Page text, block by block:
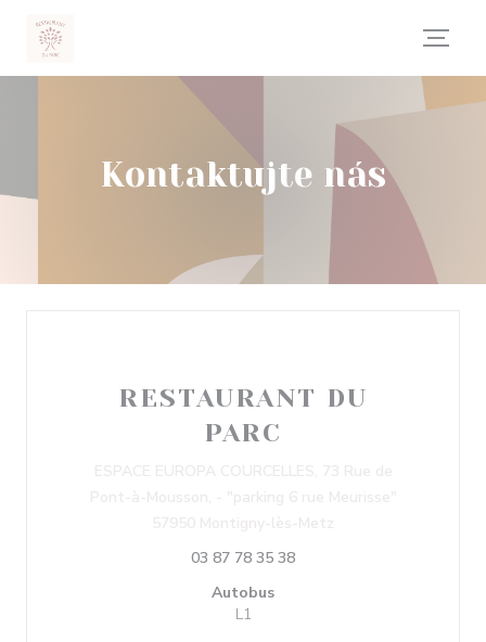
Kontaktujte nás
RESTAURANT DU
PARC
03 87 78 35 38
Autobus
L1